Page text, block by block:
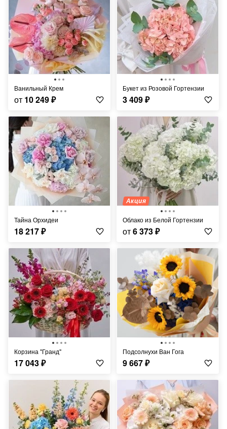
Ванильный Крем
от 10 249₽
Букет из Розовой Гортензии
3 409₽
Тайна Орхидеи
18 217₽
Акция
Облако из Белой Гортензии
от6 373₽
Корзина "Гранд"
17 043₽
Подсолнухи Ван Гога
9 667₽